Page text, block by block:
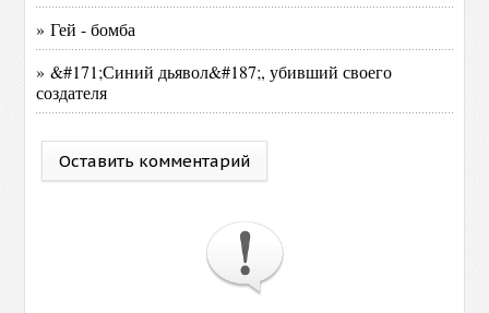
» Гей - бомба
» &#171;Синий дьявол&#187;, убивший своего
создателя
Оставить комментарий